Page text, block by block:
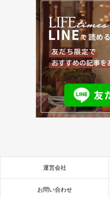
運営会社
お問い合わせ